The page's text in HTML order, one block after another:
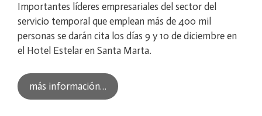
Importantes líderes empresariales del sector del
servicio temporal que emplean más de 400 mil
personas se darán cita los días 9 y 10 de diciembre en
el Hotel Estelar en Santa Marta.
más información…